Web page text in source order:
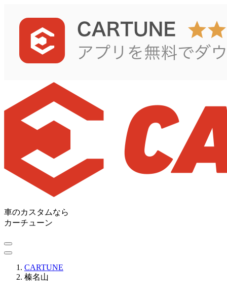
車のカスタムなら
カーチューン
CARTUNE
榛名山